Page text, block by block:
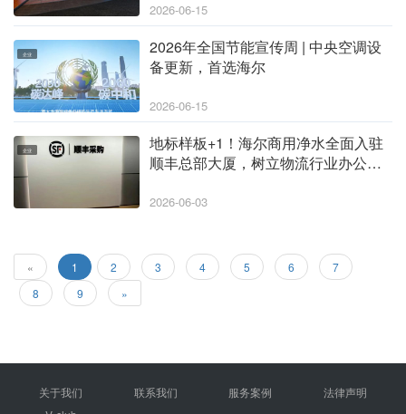
2026-06-15
企业
2026年全国节能宣传周 | 中央空调设
备更新，首选海尔
2026-06-15
企业
地标样板+1！海尔商用净水全面入驻
顺丰总部大厦，树立物流行业办公饮
2026-06-03
« 1 2 3 4 5 6
7
8
9 »
关于我们 联系我们 服务案例
法律声明